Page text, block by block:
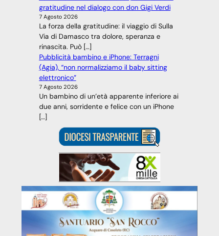
gratitudine nel dialogo con don Gigi Verdi
7 Agosto 2026
La forza della gratitudine: il viaggio di Sulla
Via di Damasco tra dolore, speranza e
rinascita. Può […]
Pubblicità bambino e iPhone: Terragni
(Agia), “non normalizziamo il baby sitting
elettronico”
7 Agosto 2026
Un bambino di un’età apparente inferiore ai
due anni, sorridente e felice con un iPhone
[…]